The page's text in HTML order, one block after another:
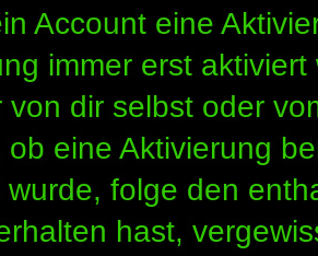
Account eine
immer erst
von dir selbst oder
eine Aktivierung
folge den
hast,